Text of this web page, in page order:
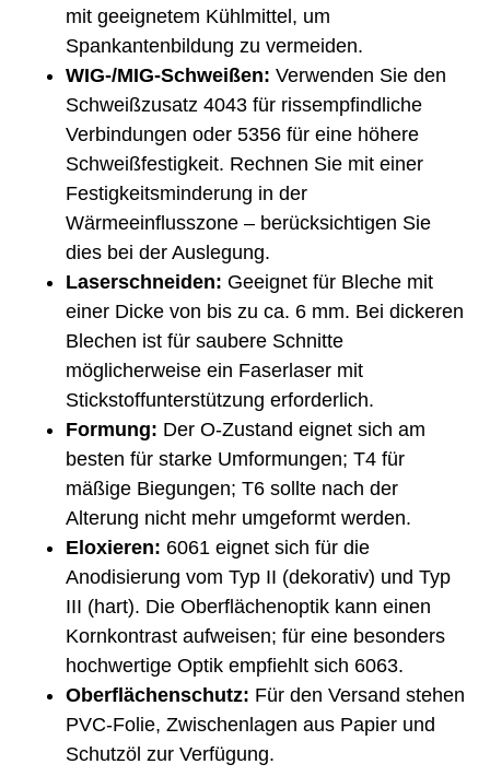
mit geeignetem Kühlmittel, um
Spankantenbildung zu vermeiden.
WIG-/MIG-Schweißen: Verwenden Sie den
Schweißzusatz 4043 für rissempfindliche
Verbindungen oder 5356 für eine höhere
Schweißfestigkeit. Rechnen Sie mit einer
Festigkeitsminderung in der
Wärmeeinflusszone – berücksichtigen Sie
dies bei der Auslegung.
Laserschneiden: Geeignet für Bleche mit
einer Dicke von bis zu ca. 6 mm. Bei dickeren
Blechen ist für saubere Schnitte
möglicherweise ein Faserlaser mit
Stickstoffunterstützung erforderlich.
Formung: Der O-Zustand eignet sich am
besten für starke Umformungen; T4 für
mäßige Biegungen; T6 sollte nach der
Alterung nicht mehr umgeformt werden.
Eloxieren: 6061 eignet sich für die
Anodisierung vom Typ II (dekorativ) und Typ
III (hart). Die Oberflächenoptik kann einen
Kornkontrast aufweisen; für eine besonders
hochwertige Optik empfiehlt sich 6063.
Oberflächenschutz: Für den Versand stehen
PVC-Folie, Zwischenlagen aus Papier und
Schutzöl zur Verfügung.